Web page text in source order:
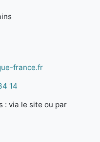
france.fr
14
: via le site ou par